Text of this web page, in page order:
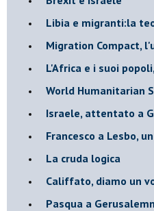
Libia e migranti:la
Migration Compact,
L'Africa e i suoi
World Humanitarian
Israele, attentato a
Francesco a Lesbo,
La cruda logica
Califfato, diamo un
Pasqua a